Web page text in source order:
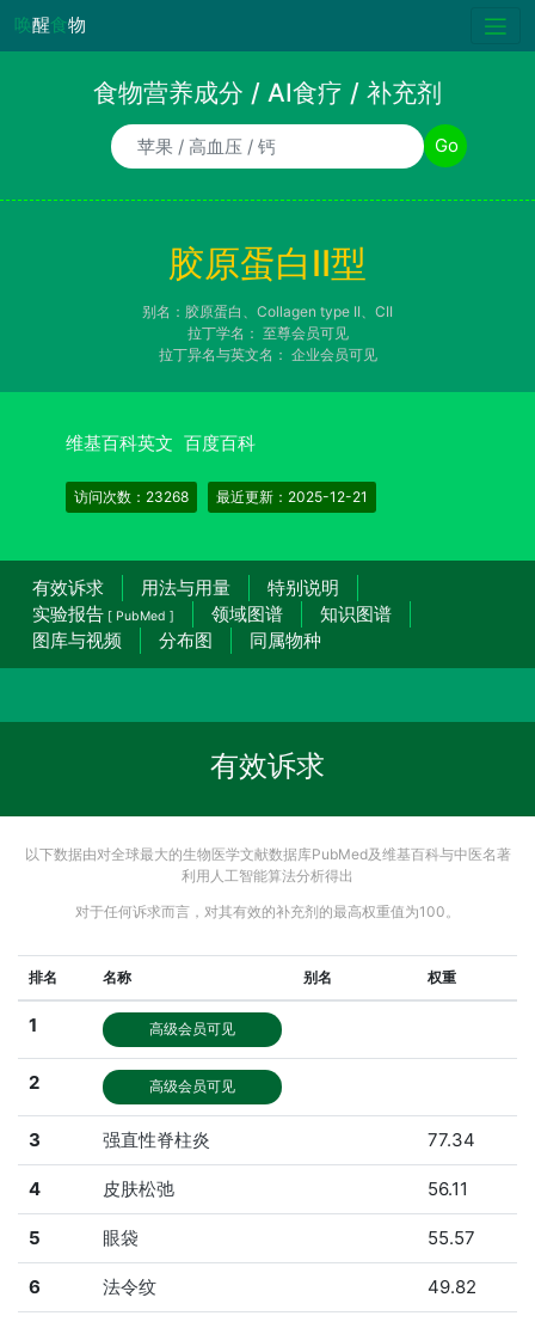
唤醒食物
食物营养成分 / AI食疗 / 补充剂
食物/AI食疗诉求/补充剂名称 Go
胶原蛋白Ⅱ型
别名：胶原蛋白、Collagen type II、CII
拉丁学名： 至尊会员可见
拉丁异名与英文名： 企业会员可见
维基百科英文 百度百科
访问次数：23268 最近更新：2025-12-21
有效诉求 用法与用量
特别说明
实验报告 [ PubMed ] 领域图谱
知识图谱
图库与视频
分布图 同属物种
有效诉求
以下数据由对全球最大的生物医学文献数据库PubMed及维基百科与中医名著
利用人工智能算法分析得出
对于任何诉求而言，对其有效的补充剂的最高权重值为100。
排名 名称 别名 权重
1 高级会员可见
2 高级会员可见
3 强直性脊柱炎 77.34
4 皮肤松弛 56.11
5 眼袋 55.57
6 法令纹 49.82